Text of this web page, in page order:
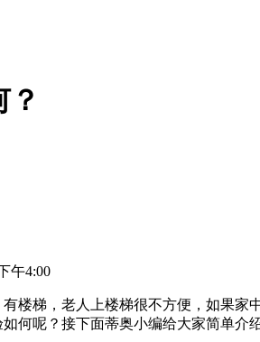
午4:00
楼梯，老人上楼梯很不方便，如果家
何呢？接下面蒂奥小编给大家简单介绍